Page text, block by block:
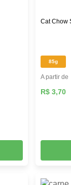
Cat Chow
85g
A partir de
R$ 3,70